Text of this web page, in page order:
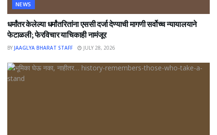
NEWS
धर्मांतर केलेल्या धर्मांतरितांना एससी दर्जा देण्याची मागणी सर्वोच्च न्यायालयाने
फेटाळली; फेरविचार याचिकाही नामंजूर
BY JAAGLYA BHARAT STAFF JULY 28, 2026